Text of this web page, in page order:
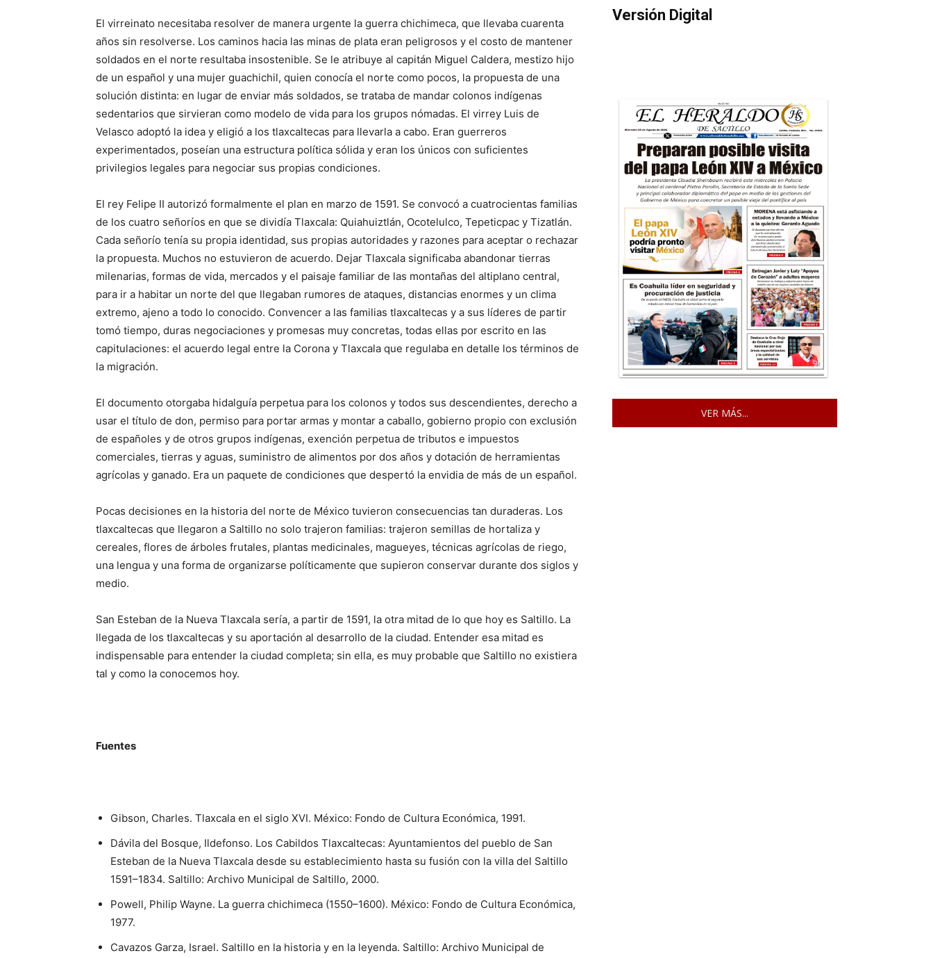
El virreinato necesitaba resolver de manera urgente la guerra chichimeca, que llevaba cuarenta
años sin resolverse. Los caminos hacia las minas de plata eran peligrosos y el costo de mantener
soldados en el norte resultaba insostenible. Se le atribuye al capitán Miguel Caldera, mestizo hijo
de un español y una mujer guachichil, quien conocía el norte como pocos, la propuesta de una
solución distinta: en lugar de enviar más soldados, se trataba de mandar colonos indígenas
sedentarios que sirvieran como modelo de vida para los grupos nómadas. El virrey Luis de
Velasco adoptó la idea y eligió a los tlaxcaltecas para llevarla a cabo. Eran guerreros
experimentados, poseían una estructura política sólida y eran los únicos con suficientes
privilegios legales para negociar sus propias condiciones.
El rey Felipe II autorizó formalmente el plan en marzo de 1591. Se convocó a cuatrocientas familias
de los cuatro señoríos en que se dividía Tlaxcala: Quiahuiztlán, Ocotelulco, Tepeticpac y Tizatlán.
Cada señorío tenía su propia identidad, sus propias autoridades y razones para aceptar o rechazar
la propuesta. Muchos no estuvieron de acuerdo. Dejar Tlaxcala significaba abandonar tierras
milenarias, formas de vida, mercados y el paisaje familiar de las montañas del altiplano central,
para ir a habitar un norte del que llegaban rumores de ataques, distancias enormes y un clima
extremo, ajeno a todo lo conocido. Convencer a las familias tlaxcaltecas y a sus líderes de partir
tomó tiempo, duras negociaciones y promesas muy concretas, todas ellas por escrito en las
capitulaciones: el acuerdo legal entre la Corona y Tlaxcala que regulaba en detalle los términos de
la migración.
El documento otorgaba hidalguía perpetua para los colonos y todos sus descendientes, derecho a
usar el título de don, permiso para portar armas y montar a caballo, gobierno propio con exclusión
de españoles y de otros grupos indígenas, exención perpetua de tributos e impuestos
comerciales, tierras y aguas, suministro de alimentos por dos años y dotación de herramientas
agrícolas y ganado. Era un paquete de condiciones que despertó la envidia de más de un español.
Pocas decisiones en la historia del norte de México tuvieron consecuencias tan duraderas. Los
tlaxcaltecas que llegaron a Saltillo no solo trajeron familias: trajeron semillas de hortaliza y
cereales, flores de árboles frutales, plantas medicinales, magueyes, técnicas agrícolas de riego,
una lengua y una forma de organizarse políticamente que supieron conservar durante dos siglos y
medio.
San Esteban de la Nueva Tlaxcala sería, a partir de 1591, la otra mitad de lo que hoy es Saltillo. La
llegada de los tlaxcaltecas y su aportación al desarrollo de la ciudad. Entender esa mitad es
indispensable para entender la ciudad completa; sin ella, es muy probable que Saltillo no existiera
tal y como la conocemos hoy.
Fuentes
Gibson, Charles. Tlaxcala en el siglo XVI. México: Fondo de Cultura Económica, 1991.
Dávila del Bosque, Ildefonso. Los Cabildos Tlaxcaltecas: Ayuntamientos del pueblo de San
Esteban de la Nueva Tlaxcala desde su establecimiento hasta su fusión con la villa del Saltillo
1591–1834. Saltillo: Archivo Municipal de Saltillo, 2000.
Powell, Philip Wayne. La guerra chichimeca (1550–1600). México: Fondo de Cultura Económica,
1977.
Cavazos Garza, Israel. Saltillo en la historia y en la leyenda. Saltillo: Archivo Municipal de
Versión Digital
VER MÁS...